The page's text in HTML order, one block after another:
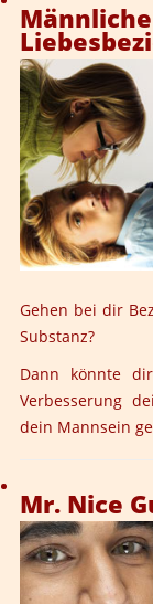
Gehen bei dir
Substanz?
Dann könnte
Verbesserung
dein Mannsein
Mr. Nice